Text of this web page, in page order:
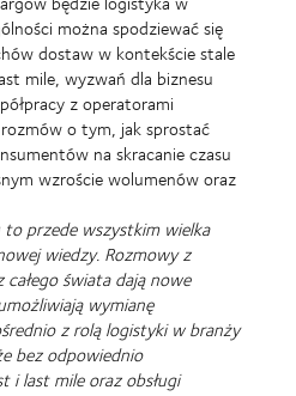
można spodziewać się
dostaw w kontekście stale
mile, wyzwań dla biznesu
z operatorami
o tym, jak sprostać
na skracanie czasu
wzroście wolumenów oraz
przede wszystkim wielka
wiedzy. Rozmowy z
świata dają nowe
wymianę
z rolą logistyki w branży
bez odpowiednio
i last mile oraz obsługi